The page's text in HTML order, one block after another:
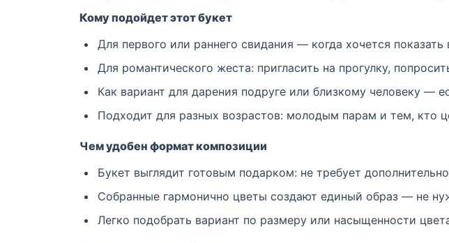
Кому подойдет этот букет
Для первого или раннего свидания — когда хочется
Для романтического жеста: пригласить на прогулку,
Как вариант для дарения подруге или близкому человеку —
Подходит для разных возрастов: молодым парам и тем, кто
Чем удобен формат композиции
Букет выглядит готовым подарком: не требует
Собранные гармонично цветы создают единый образ — не
Легко подобрать вариант по размеру или насыщенности